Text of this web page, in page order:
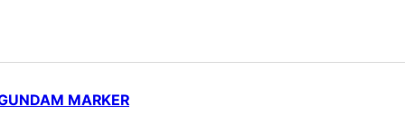
MARKER